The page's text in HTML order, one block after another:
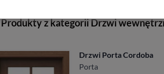
Produkty z kategorii Drzwi
Drzwi Porta Cordoba
Porta